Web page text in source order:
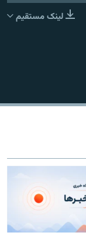
لینک مستقیم